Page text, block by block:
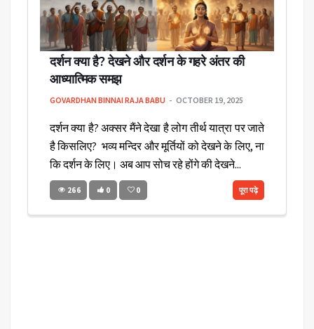
दर्शन क्या है? देखने और दर्शन के गहरे अंतर की
आध्यात्मिक समझ
GOVARDHAN BINNAI RAJA BABU OCTOBER 19, 2025
दर्शन क्या है? अक्सर मैंने देखा है लोग तीर्थ यात्रा पर जाते
है किसलिए? भव्य मन्दिर और मूर्तियों को देखने के लिए, ना
कि दर्शन के लिए। अब आप सोच रहे होंगे की देखने...
266 0 0 पूरा पढ़े